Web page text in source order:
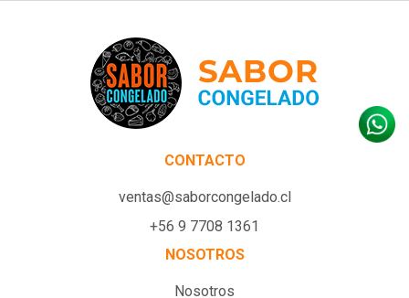
CONTACTO
ventas@saborcongelado.cl
+56 9 7708 1361
NOSOTROS
Nosotros